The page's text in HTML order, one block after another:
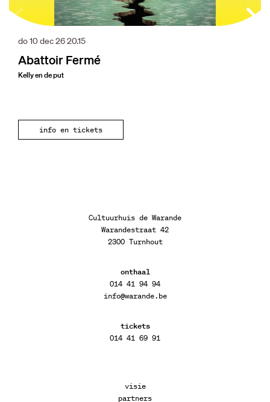
Abattoir Fermé
Kelly en de put
do 10 dec 2620.15
info en tickets
Cultuurhuis de Warande
Warandestraat 42
2300 Turnhout
onthaal
014 41 94 94
info@warande.be
tickets
014 41 69 91
visie
partners